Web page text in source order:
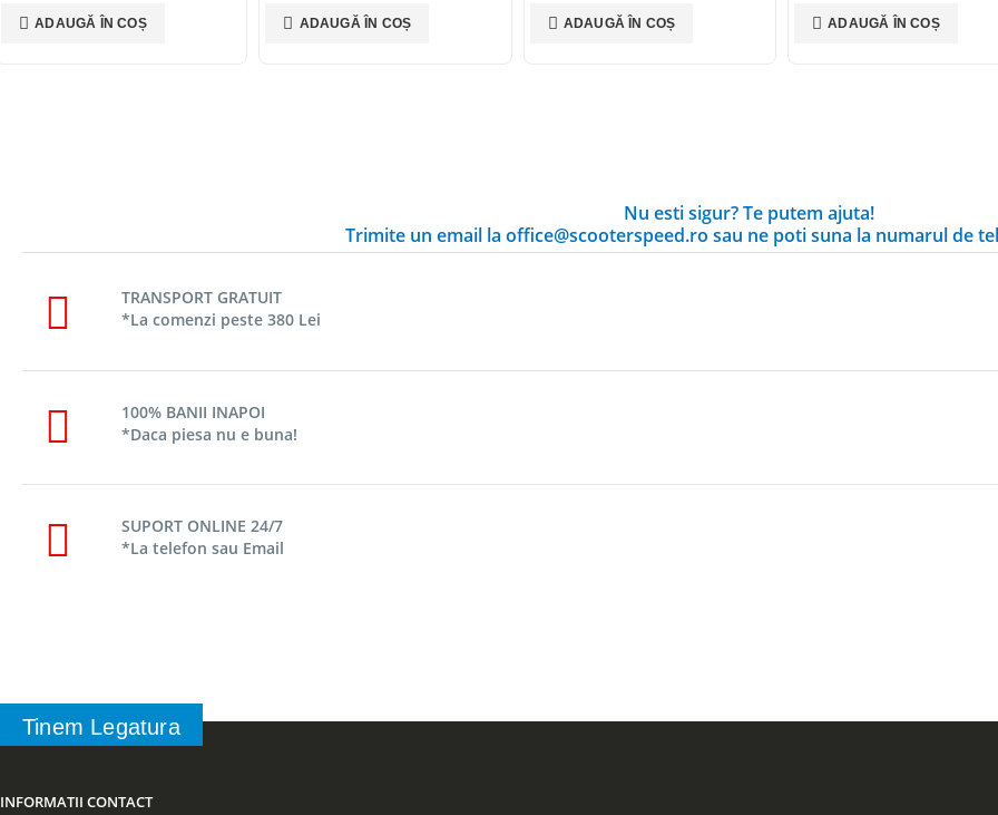
ADAUGĂ ÎN COȘ ADAUGĂ ÎN COȘ ADAUGĂ ÎN COȘ ADAUGĂ ÎN COȘ
Nu esti sigur? Te putem ajuta!
Trimite un email la office@scooterspeed.ro sau ne poti suna la numarul de
TRANSPORT GRATUIT
*La comenzi peste 380 Lei
100% BANII INAPOI
*Daca piesa nu e buna!
SUPORT ONLINE 24/7
*La telefon sau Email
Tinem Legatura
INFORMATII CONTACT